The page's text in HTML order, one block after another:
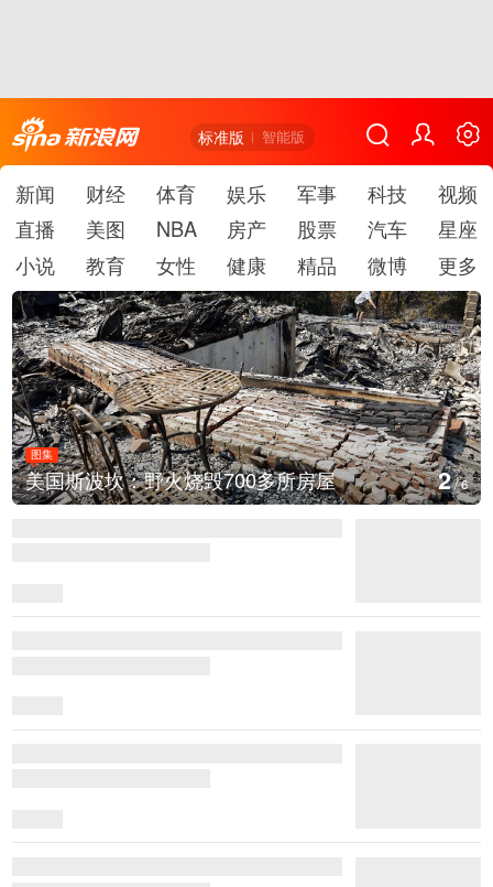
标准版 智能版
新闻 财经 体育 娱乐 军事 科技
视频
直播
美图 NBA 房产 股票 汽车
星座
小说
教育 女性 健康 精品 微博 更多
图集
美国斯波坎：野火烧毁700多所房屋 2/6